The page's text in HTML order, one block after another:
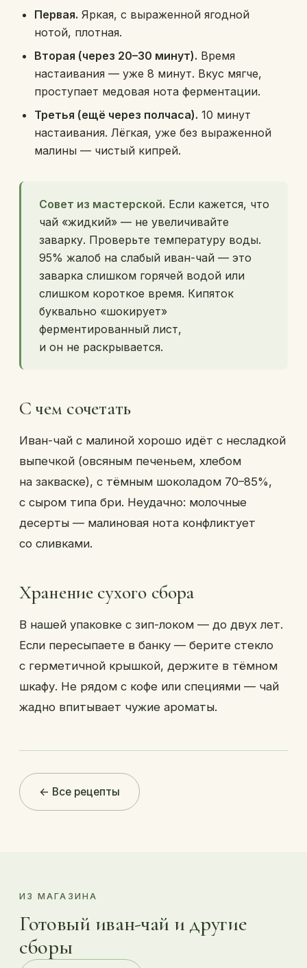
Первая. Яркая, с выраженной ягодной
нотой, плотная.
Вторая (через 20–30 минут). Время
настаивания — уже 8 минут. Вкус мягче,
проступает медовая нота ферментации.
Третья (ещё через полчаса). 10 минут
настаивания. Лёгкая, уже без выраженной
малины — чистый кипрей.
Совет из мастерской. Если кажется, что
чай «жидкий» — не увеличивайте
заварку. Проверьте температуру воды.
95% жалоб на слабый иван-чай — это
заварка слишком горячей водой или
слишком короткое время. Кипяток
буквально «шокирует»
ферментированный лист,
и он не раскрывается.
С чем сочетать
Иван-чай с малиной хорошо идёт с несладкой
выпечкой (овсяным печеньем, хлебом
на закваске), с тёмным шоколадом 70–85%,
с сыром типа бри. Неудачно: молочные
десерты — малиновая нота конфликтует
со сливками.
Хранение сухого сбора
В нашей упаковке с зип-локом — до двух лет.
Если пересыпаете в банку — берите стекло
с герметичной крышкой, держите в тёмном
шкафу. Не рядом с кофе или специями — чай
жадно впитывает чужие ароматы.
← Все рецепты
ИЗ МАГАЗИНА
Готовый иван-чай и другие
сборы